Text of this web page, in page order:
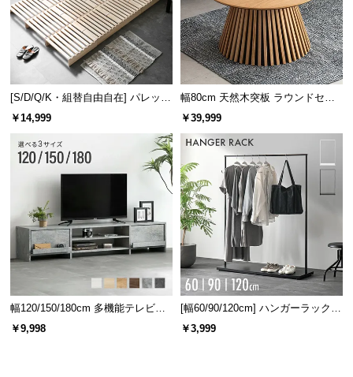
[S/D/Q/K・組替自由自在] パレット
ベッド 8/12/16枚セット
￥14,999
幅80cm 天然木突板 ラウンドセン
ターテーブル 美しい格子デザイン
￥39,999
幅120/150/180cm 多機能テレビボ
ード 木目/石目調 オープン収納・
￥9,998
[幅60/90/120cm] ハンガーラック
スチール 4段階高さ調節 サイドフ
￥3,999